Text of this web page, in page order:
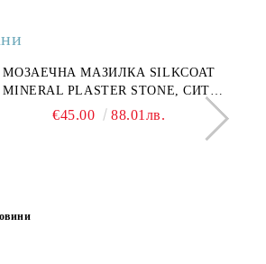
МОЗАЕЧНА МАЗИЛКА SILKCOAT
MINERAL PLASTER STONE, СИТЕН
КАМЪК 406 25КГ
€45.00 88.01лв.